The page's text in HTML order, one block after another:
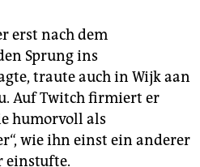
erst nach dem
Sprung ins
traute auch in Wijk aan
Auf Twitch firmiert er
humorvoll als
wie ihn einst ein anderer
einstufte.